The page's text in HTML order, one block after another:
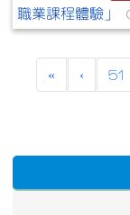
職業課程體驗」
(
« ‹ 51
:::